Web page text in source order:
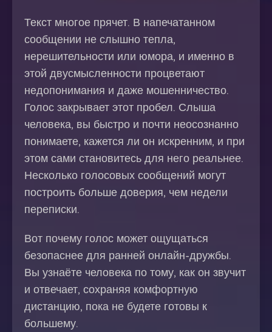
Текст многое прячет. В напечатанном
сообщении не слышно тепла,
нерешительности или юмора, и именно в
этой двусмысленности процветают
недопонимания и даже мошенничество.
Голос закрывает этот пробел. Слыша
человека, вы быстро и почти неосознанно
понимаете, кажется ли он искренним, и при
этом сами становитесь для него реальнее.
Несколько голосовых сообщений могут
построить больше доверия, чем недели
переписки.
Вот почему голос может ощущаться
безопаснее для ранней онлайн-дружбы.
Вы узнаёте человека по тому, как он звучит
и отвечает, сохраняя комфортную
дистанцию, пока не будете готовы к
большему.